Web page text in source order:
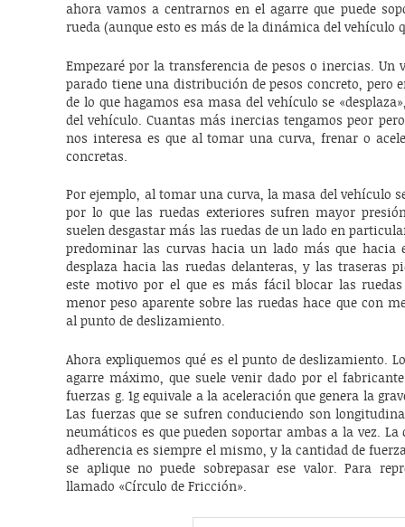
ahora vamos a centrarnos en el agarre que puede
rueda (aunque esto es más de la dinámica del vehículo
Empezaré por la transferencia de pesos o inercias.
parado tiene una distribución de pesos concreto, pero
de lo que hagamos esa masa del vehículo se
del vehículo. Cuantas más inercias tengamos peor
nos interesa es que al tomar una curva, frenar o
concretas.
Por ejemplo, al tomar una curva, la masa del vehículo
por lo que las ruedas exteriores sufren mayor
suelen desgastar más las ruedas de un lado en
predominar las curvas hacia un lado más que hacia
desplaza hacia las ruedas delanteras, y las traseras
este motivo por el que es más fácil blocar las
menor peso aparente sobre las ruedas hace que con
al punto de deslizamiento.
Ahora expliquemos qué es el punto de deslizamiento.
agarre máximo, que suele venir dado por el
fuerzas g. 1g equivale a la aceleración que genera la
Las fuerzas que se sufren conduciendo son
neumáticos es que pueden soportar ambas a la vez.
adherencia es siempre el mismo, y la cantidad de
se aplique no puede sobrepasar ese valor. Para
llamado «Círculo de Fricción».